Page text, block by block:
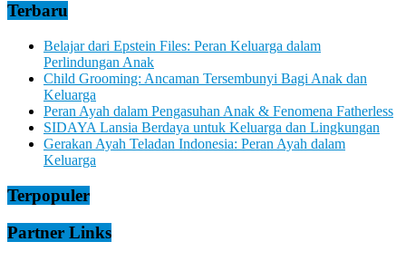
Terbaru
Belajar dari Epstein Files: Peran Keluarga dalam
Perlindungan Anak
Child Grooming: Ancaman Tersembunyi Bagi Anak dan
Keluarga
Peran Ayah dalam Pengasuhan Anak & Fenomena Fatherless
SIDAYA Lansia Berdaya untuk Keluarga dan Lingkungan
Gerakan Ayah Teladan Indonesia: Peran Ayah dalam
Keluarga
Terpopuler
Partner Links